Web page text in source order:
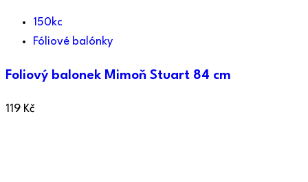
150kc
Fóliové balónky
Foliový balonek Mimoň Stuart 84 cm
119 Kč